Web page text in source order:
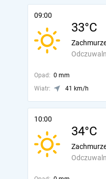
09:00
33°C
Opad: 0 mm
Wiatr:
41 km/h
10:00
34°C